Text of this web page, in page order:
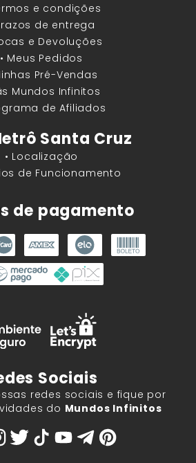
e condições
de entrega
e Devoluções
• Meus Pedidos
Pré-Vendas
Mundos Infinitos
de Afiliados
Santa Cruz
• Localização
de Funcionamento
de pagamento
Sociais
redes sociais e fique por
do Mundos Infinitos